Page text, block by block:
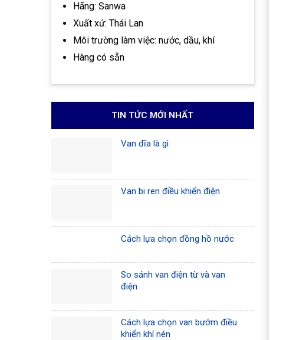
Hãng: Sanwa
Xuất xứ: Thái Lan
Môi trường làm việc: nước, dầu, khí
Hàng có sẵn
TIN TỨC MỚI NHẤT
Van đĩa là gì
Van bi ren điều khiển điện
Cách lựa chọn đồng hồ nước
So sánh van điện từ và van
điện
Cách lựa chọn van bướm điều
khiển khí nén